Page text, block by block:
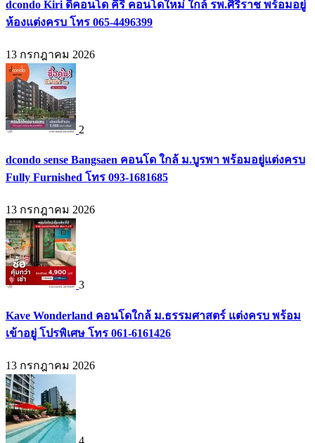
dcondo Kiri ดีคอนโด คีรี คอนโดใหม่ ใกล้ รพ.ศิริราช พร้อมอยู่
ห้องแต่งครบ โทร 065-4496399
13 กรกฎาคม 2026
2
dcondo sense Bangsaen คอนโด ใกล้ ม.บูรพา พร้อมอยู่แต่งครบ
Fully Furnished โทร 093-1681685
13 กรกฎาคม 2026
3
Kave Wonderland คอนโดใกล้ ม.ธรรมศาสตร์ แต่งครบ พร้อม
เข้าอยู่ โปรพิเศษ โทร 061-6161426
13 กรกฎาคม 2026
4